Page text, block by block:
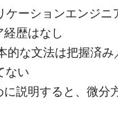
ケーションエンジニ
歴はなし
的な文法は把握済み
ない
説明すると、微分